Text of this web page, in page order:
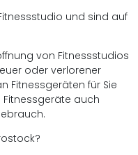
und sind auf
von Fitnessstudios
oder verlorener
Fitnessgeräten für Sie
Fitnessgeräte auch